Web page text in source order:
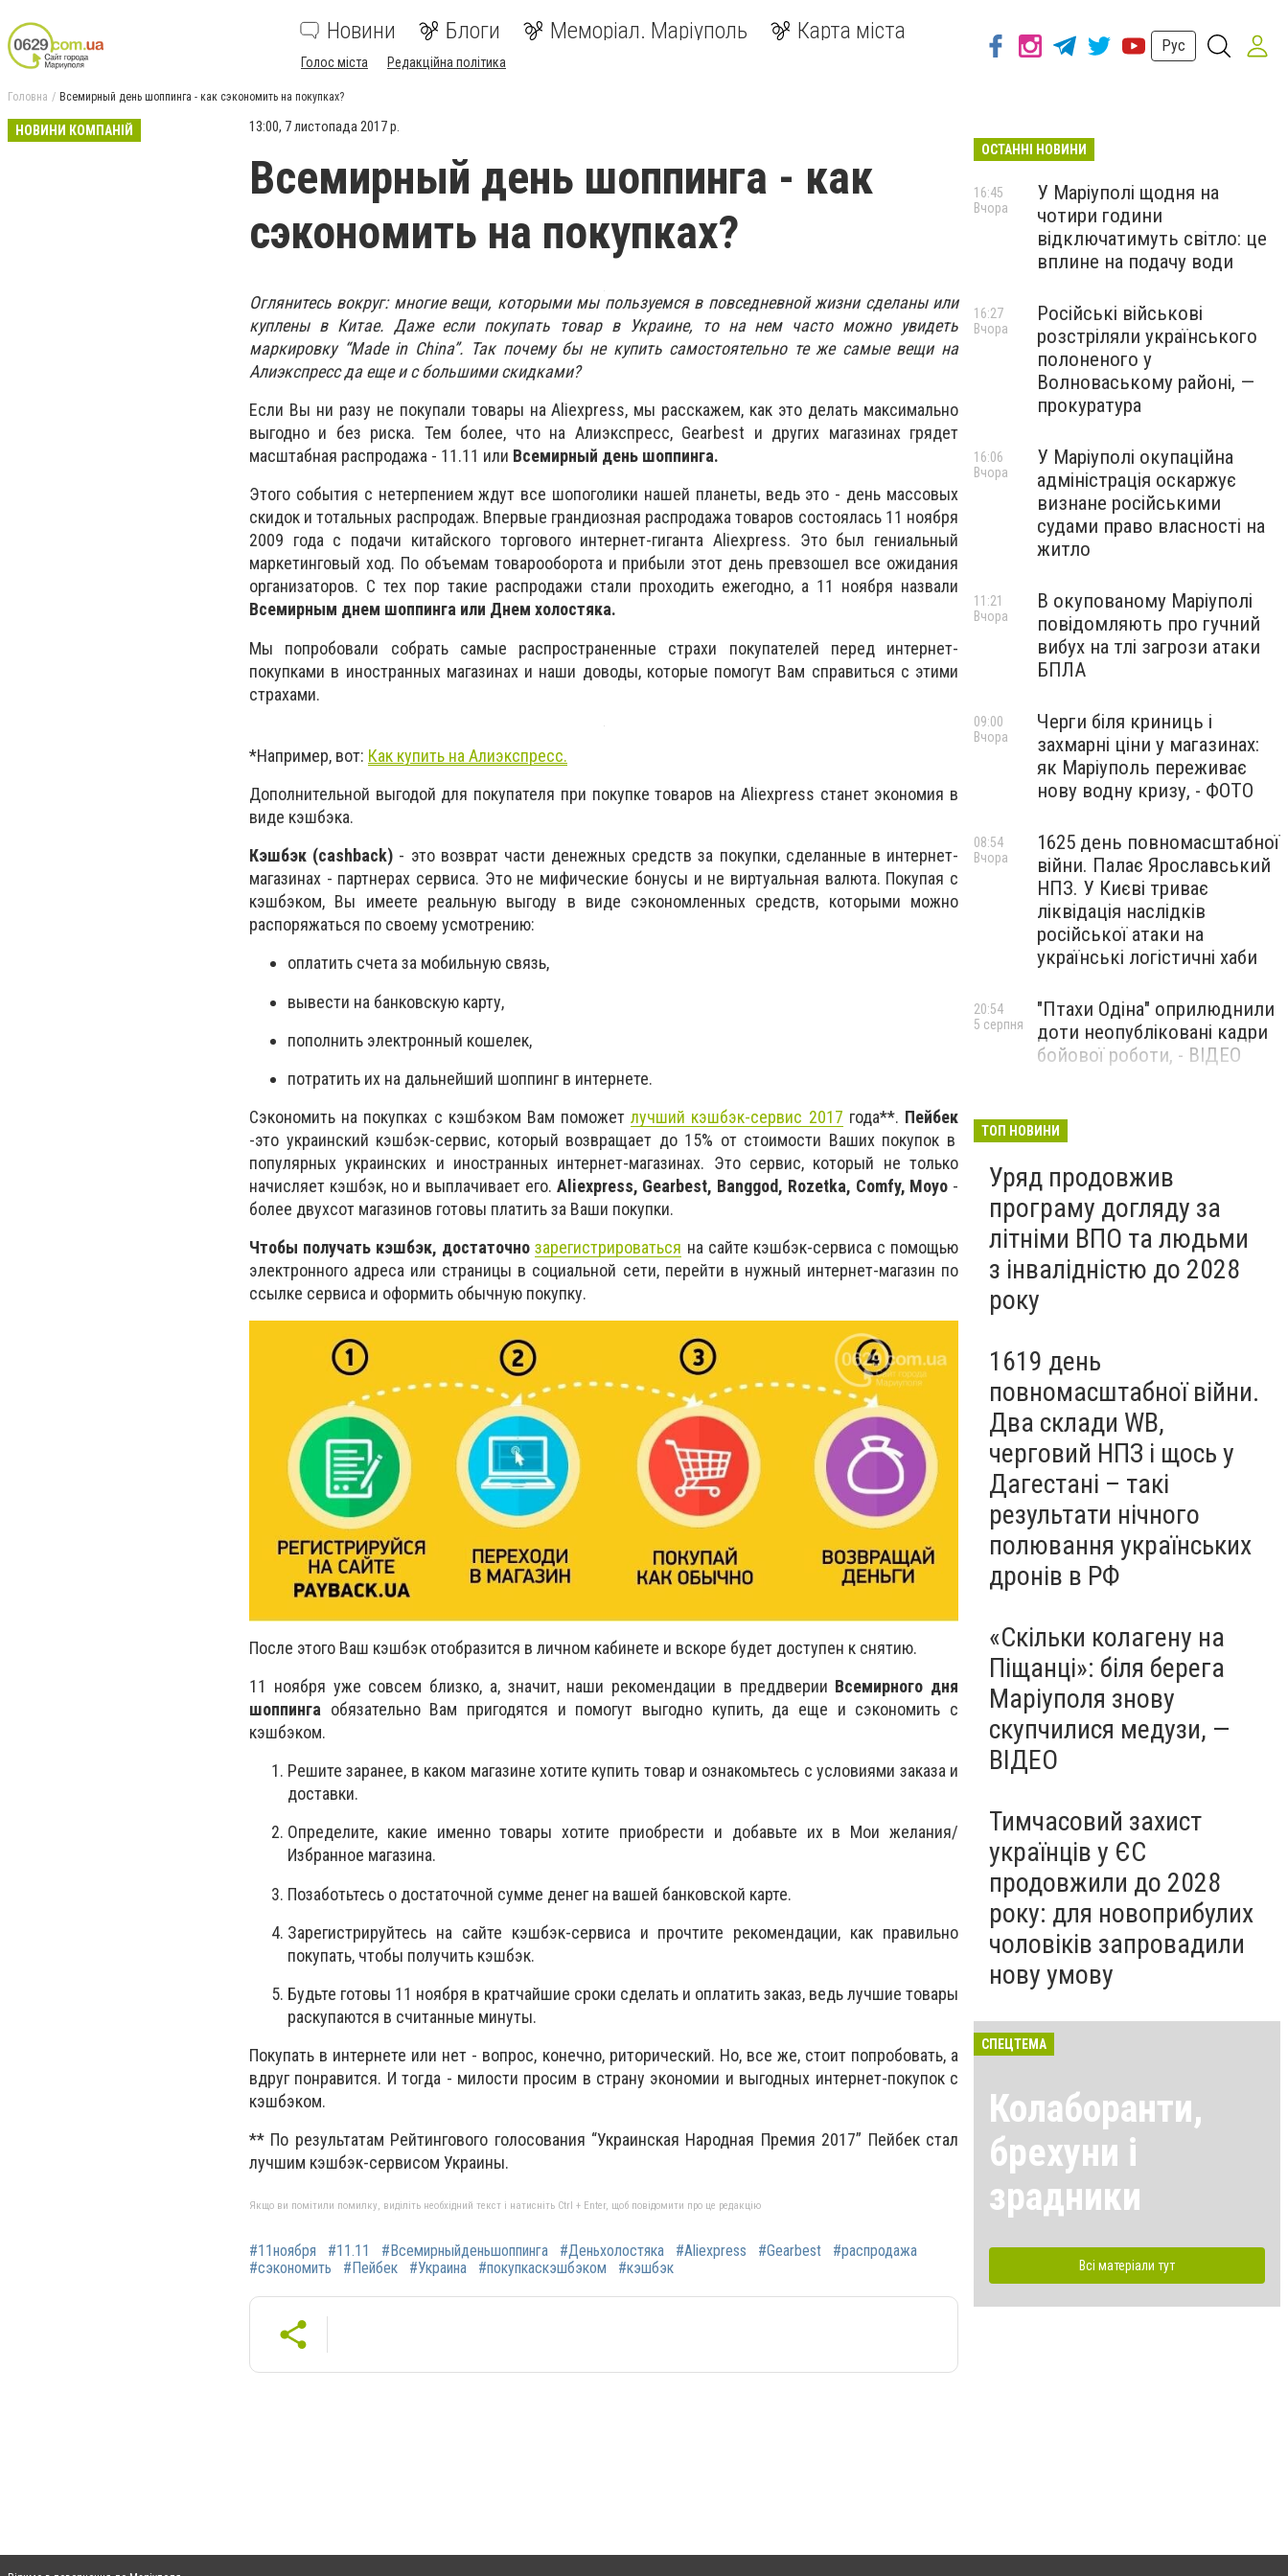
Новини Блоги Меморіал. Маріуполь Карта міста
Голос міста Редакційна політика
Рус
Головна Всемирный день шоппинга - как сэкономить на покупках?
НОВИНИ КОМПАНІЙ 13:00, 7 листопада 2017 р.
Всемирный день шоппинга - как
сэкономить на покупках?
Оглянитесь вокруг: многие вещи, которыми мы пользуемся в повседневной жизни сделаны или
куплены в Китае. Даже если покупать товар в Украине, то на нем часто можно увидеть
маркировку “Made in China”. Так почему бы не купить самостоятельно те же самые вещи на
Алиэкспресс да еще и с большими скидками?
Если Вы ни разу не покупали товары на Aliexpress, мы расскажем, как это делать максимально
выгодно и без риска. Тем более, что на Алиэкспресс, Gearbest и других магазинах грядет
масштабная распродажа - 11.11 или Всемирный день шоппинга.
Этого события с нетерпением ждут все шопоголики нашей планеты, ведь это - день массовых
скидок и тотальных распродаж. Впервые грандиозная распродажа товаров состоялась 11 ноября
2009 года с подачи китайского торгового интернет-гиганта Aliexpress. Это был гениальный
маркетинговый ход. По объемам товарооборота и прибыли этот день превзошел все ожидания
организаторов. С тех пор такие распродажи стали проходить ежегодно, а 11 ноября назвали
Всемирным днем шоппинга или Днем холостяка.
Мы попробовали собрать самые распространенные страхи покупателей перед интернет-
покупками в иностранных магазинах и наши доводы, которые помогут Вам справиться с этими
страхами.
*Например, вот: Как купить на Алиэкспресс.
Дополнительной выгодой для покупателя при покупке товаров на Aliexpress станет экономия в
виде кэшбэка.
Кэшбэк (cashback) - это возврат части денежных средств за покупки, сделанные в интернет-
магазинах - партнерах сервиса. Это не мифические бонусы и не виртуальная валюта. Покупая с
кэшбэком, Вы имеете реальную выгоду в виде сэкономленных средств, которыми можно
распоряжаться по своему усмотрению:
оплатить счета за мобильную связь,
вывести на банковскую карту,
пополнить электронный кошелек,
потратить их на дальнейший шоппинг в интернете.
Сэкономить на покупках с кэшбэком Вам поможетлучший кэшбэк-сервис 2017 года**. Пейбек
-это украинский кэшбэк-сервис, который возвращает до 15% от стоимости Ваших покупок в
популярных украинских и иностранных интернет-магазинах. Это сервис, который не только
начисляет кэшбэк, но и выплачивает его. Aliexpress, Gearbest, Banggod, Rozetka, Comfy, Moyo -
более двухсот магазинов готовы платить за Ваши покупки.
Чтобы получать кэшбэк, достаточнозарегистрироваться на сайте кэшбэк-сервиса с помощью
электронного адреса или страницы в социальной сети, перейти в нужный интернет-магазин по
ссылке сервиса и оформить обычную покупку.
После этого Ваш кэшбэк отобразится в личном кабинете и вскоре будет доступен к снятию.
11 ноября уже совсем близко, а, значит, наши рекомендации в преддверии Всемирного дня
шоппинга обязательно Вам пригодятся и помогут выгодно купить, да еще и сэкономить с
кэшбэком.
Решите заранее, в каком магазине хотите купить товар и ознакомьтесь с условиями заказа и
доставки.
Определите, какие именно товары хотите приобрести и добавьте их в Мои желания/
Избранное магазина.
Позаботьтесь о достаточной сумме денег на вашей банковской карте.
Зарегистрируйтесь на сайте кэшбэк-сервиса и прочтите рекомендации, как правильно
покупать, чтобы получить кэшбэк.
Будьте готовы 11 ноября в кратчайшие сроки сделать и оплатить заказ, ведь лучшие товары
раскупаются в считанные минуты.
Покупать в интернете или нет - вопрос, конечно, риторический. Но, все же, стоит попробовать, а
вдруг понравится. И тогда - милости просим в страну экономии и выгодных интернет-покупок с
кэшбэком.
** По результатам Рейтингового голосования “Украинская Народная Премия 2017” Пейбек стал
лучшим кэшбэк-сервисом Украины.
Якщо ви помітили помилку, виділіть необхідний текст і натисніть Ctrl + Enter, щоб повідомити про це редакцію
#11ноября #11.11 #Всемирныйденьшоппинга #Деньхолостяка #Aliexpress #Gearbest
#распродажа
#сэкономить
#Пейбек #Украина #покупкаскэшбэком #кэшбэк
ОСТАННІ НОВИНИ
У Маріуполі щодня на
чотири години
відключатимуть світло: це
вплине на подачу води
16:45
Вчора
Російські військові
розстріляли українського
полоненого у
Волноваському районі, —
прокуратура
16:27
Вчора
У Маріуполі окупаційна
адміністрація оскаржує
визнане російськими
судами право власності на
житло
16:06
Вчора
В окупованому Маріуполі
повідомляють про гучний
вибух на тлі загрози атаки
БПЛА
11:21
Вчора
Черги біля криниць і
захмарні ціни у магазинах:
як Маріуполь переживає
нову водну кризу, - ФОТО
09:00
Вчора
1625 день повномасштабної
війни. Палає Ярославський
НПЗ. У Києві триває
ліквідація наслідків
російської атаки на
українські логістичні хаби
08:54
Вчора
"Птахи Одіна" оприлюднили
доти неопубліковані кадри
бойової роботи, - ВІДЕО
20:54
5 серпня
Бєдняков зіграє тата
новому українському
фільмі, - ФОТО
5 серпня
ТОП НОВИНИ
Уряд продовжив
програму догляду за
літніми ВПО та людьми
з інвалідністю до 2028
року
1619 день
повномасштабної війни.
Два склади WB,
черговий НПЗ і щось у
Дагестані – такі
результати нічного
полювання українських
дронів в РФ
«Скільки колагену на
Піщанці»: біля берега
Маріуполя знову
скупчилися медузи, —
ВІДЕО
Тимчасовий захист
українців у ЄС
продовжили до 2028
року: для новоприбулих
чоловіків запровадили
нову умову
СПЕЦТЕМА
Колаборанти,
брехуни і
зрадники
Всі матеріали тут